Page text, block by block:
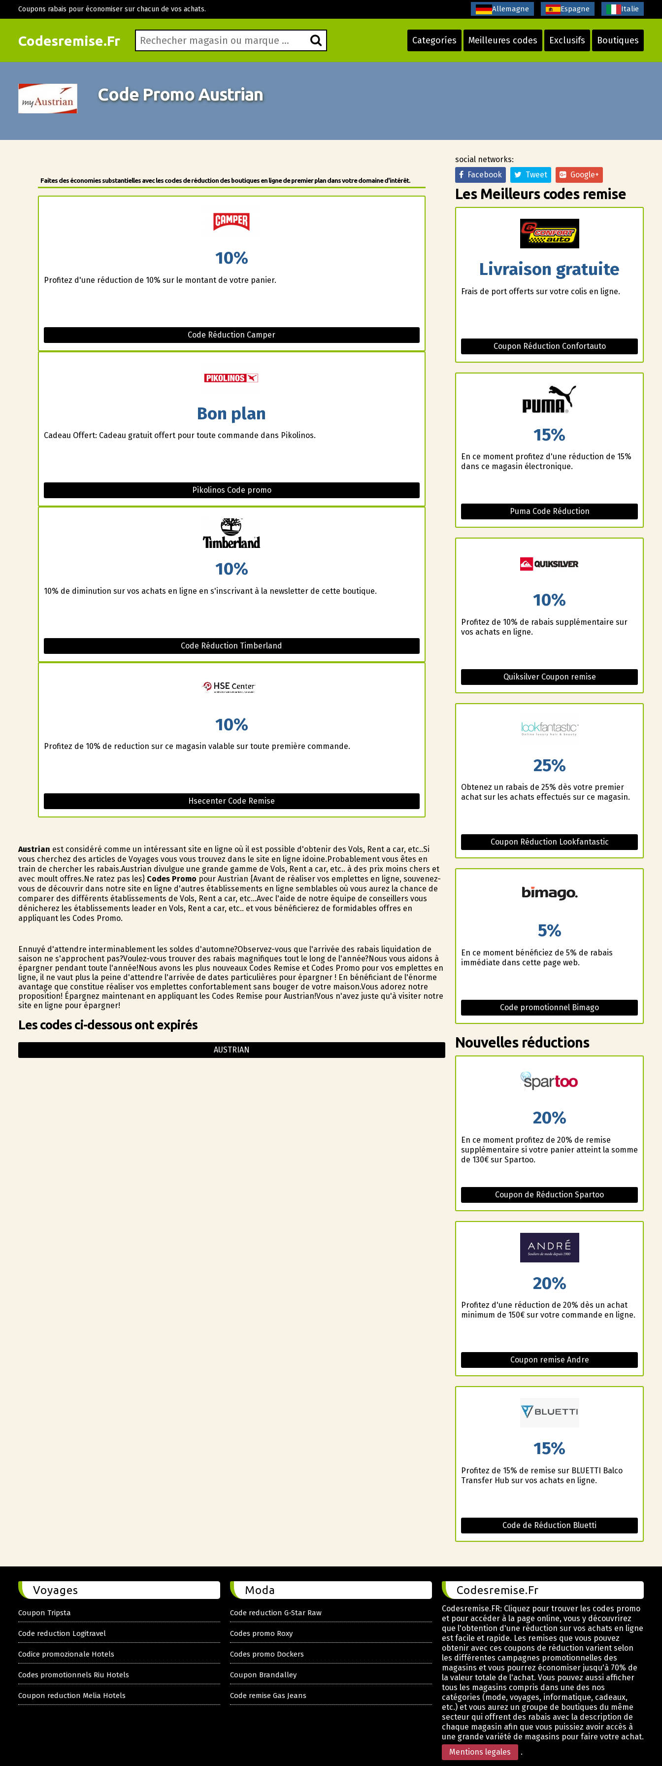
Codesremise.Fr Categoríes Meilleures codes Exclusifs Boutiques
Coupons rabais pour économiser sur chacun de vos achats. Allemagne Espagne Italie
Code Promo Austrian
Faites des économies substantielles avec les codes de réduction des boutiques en ligne de premier plan dans votre domaine d'intérêt.
10%
Profitez d'une réduction de 10% sur le montant de votre panier.
Code Réduction Camper
Bon plan
Cadeau Offert: Cadeau gratuit offert pour toute commande dans Pikolinos.
Pikolinos Code promo
10%
10% de diminution sur vos achats en ligne en s'inscrivant à la newsletter de cette boutique.
Code Réduction Timberland
10%
Profitez de 10% de reduction sur ce magasin valable sur toute première commande.
Hsecenter Code Remise
Austrian est considéré comme un intéressant site en ligne où il est possible d'obtenir des Vols, Rent a car, etc..Si
vous cherchez des articles de Voyages vous vous trouvez dans le site en ligne idoine.Probablement vous êtes en
train de chercher les rabais.Austrian divulgue une grande gamme de Vols, Rent a car, etc.. à des prix moins chers et
avec moult offres.Ne ratez pas les} Codes Promo pour Austrian {Avant de réaliser vos emplettes en ligne, souvenez-
vous de découvrir dans notre site en ligne d'autres établissements en ligne semblables où vous aurez la chance de
comparer des différents établissements de Vols, Rent a car, etc...Avec l'aide de notre équipe de conseillers vous
dénicherez les établissements leader en Vols, Rent a car, etc.. et vous bénéficierez de formidables offres en
appliquant les Codes Promo.
Ennuyé d'attendre interminablement les soldes d'automne?Observez-vous que l'arrivée des rabais liquidation de
saison ne s'approchent pas?Voulez-vous trouver des rabais magnifiques tout le long de l'année?Nous vous aidons à
épargner pendant toute l'année!Nous avons les plus nouveaux Codes Remise et Codes Promo pour vos emplettes en
ligne, il ne vaut plus la peine d'attendre l'arrivée de dates particulières pour épargner ! En bénéficiant de l'énorme
avantage que constitue réaliser vos emplettes confortablement sans bouger de votre maison.Vous adorez notre
proposition! Épargnez maintenant en appliquant les Codes Remise pour Austrian!Vous n'avez juste qu'à visiter notre
site en ligne pour épargner!
Les codes ci-dessous ont expirés
AUSTRIAN
social networks:
Facebook
Tweet Google+
Les Meilleurs codes remise
Livraison gratuite
Frais de port offerts sur votre colis en ligne.
Coupon Réduction Confortauto
15%
En ce moment profitez d'une réduction de 15%
dans ce magasin électronique.
Puma Code Réduction
10%
Profitez de 10% de rabais supplémentaire sur
vos achats en ligne.
Quiksilver Coupon remise
25%
Obtenez un rabais de 25% dès votre premier
achat sur les achats effectués sur ce magasin.
Coupon Réduction Lookfantastic
5%
En ce moment bénéficiez de 5% de rabais
immédiate dans cette page web.
Code promotionnel Bimago
Nouvelles réductions
20%
En ce moment profitez de 20% de remise
supplémentaire si votre panier atteint la somme
de 130€ sur Spartoo.
Coupon de Réduction Spartoo
20%
Profitez d'une réduction de 20% dès un achat
minimum de 150€ sur votre commande en ligne.
Coupon remise Andre
15%
Profitez de 15% de remise sur BLUETTI Balco
Transfer Hub sur vos achats en ligne.
Code de Réduction Bluetti
Voyages
Coupon Tripsta
Code reduction Logitravel
Codice promozionale Hotels
Codes promotionnels Riu Hotels
Coupon reduction Melia Hotels
Moda
Code reduction G-Star Raw
Codes promo Roxy
Codes promo Dockers
Coupon Brandalley
Code remise Gas Jeans
Codesremise.Fr
Codesremise.FR: Cliquez pour trouver les codes promo
et pour accéder à la page online, vous y découvrirez
que l'obtention d'une réduction sur vos achats en ligne
est facile et rapide. Les remises que vous pouvez
obtenir avec ces coupons de réduction varient selon
les différentes campagnes promotionnelles des
magasins et vous pourrez économiser jusqu'à 70% de
la valeur totale de l'achat. Vous pouvez aussi afficher
tous les magasins compris dans une des nos
catégories (mode, voyages, informatique, cadeaux,
etc.) et vous aurez un groupe de boutiques du même
secteur qui offrent des rabais avec la description de
chaque magasin afin que vous puissiez avoir accès à
une grande variété de magasins pour faire votre achat.
Mentions legales
.